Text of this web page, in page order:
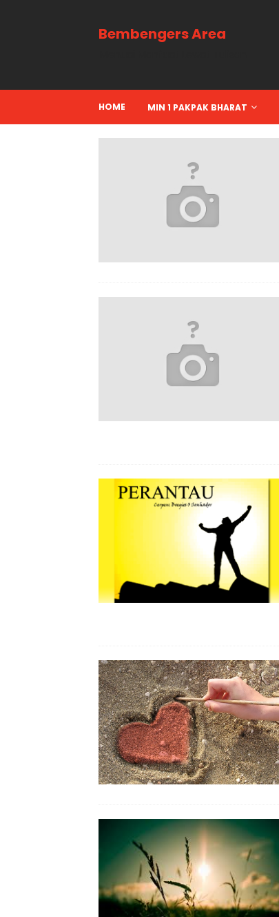
Bembengers Area
HOME MIN 1 PAKPAK BHARAT